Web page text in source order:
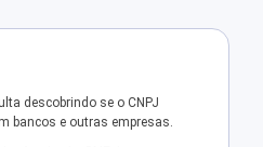
descobrindo se o CNPJ
bancos e outras empresas.